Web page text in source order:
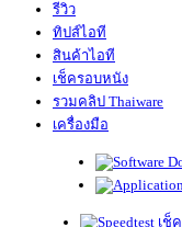
รีวิว
ทิปส์ไอที
สินค้าไอที
เช็ครอบหนัง
รวมคลิป Thaiware
เครื่องมือ
เช็